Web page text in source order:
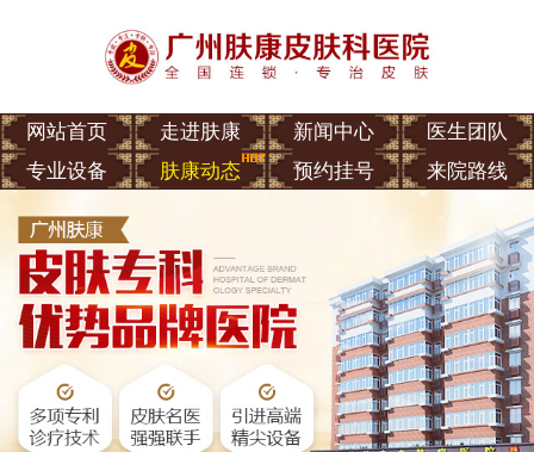
网站首页 走进肤康 新闻中心
医生团队
专业设备
肤康动态 预约挂号 来院路线